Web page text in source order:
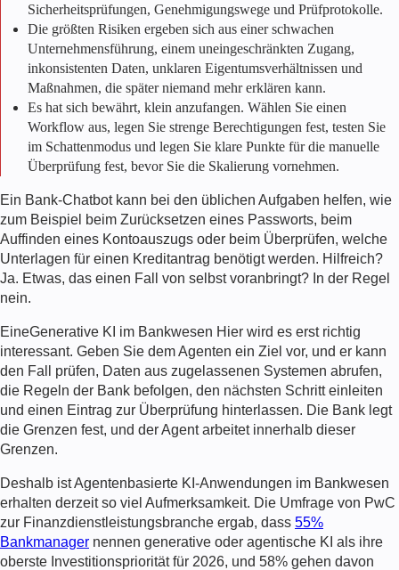
Sicherheitsprüfungen, Genehmigungswege und Prüfprotokolle.
Die größten Risiken ergeben sich aus einer schwachen
Unternehmensführung, einem uneingeschränkten Zugang,
inkonsistenten Daten, unklaren Eigentumsverhältnissen und
Maßnahmen, die später niemand mehr erklären kann.
Es hat sich bewährt, klein anzufangen. Wählen Sie einen
Workflow aus, legen Sie strenge Berechtigungen fest, testen Sie
im Schattenmodus und legen Sie klare Punkte für die manuelle
Überprüfung fest, bevor Sie die Skalierung vornehmen.
Ein Bank-Chatbot kann bei den üblichen Aufgaben helfen, wie
zum Beispiel beim Zurücksetzen eines Passworts, beim
Auffinden eines Kontoauszugs oder beim Überprüfen, welche
Unterlagen für einen Kreditantrag benötigt werden. Hilfreich?
Ja. Etwas, das einen Fall von selbst voranbringt? In der Regel
nein.
EineGenerative KI im Bankwesen Hier wird es erst richtig
interessant. Geben Sie dem Agenten ein Ziel vor, und er kann
den Fall prüfen, Daten aus zugelassenen Systemen abrufen,
die Regeln der Bank befolgen, den nächsten Schritt einleiten
und einen Eintrag zur Überprüfung hinterlassen. Die Bank legt
die Grenzen fest, und der Agent arbeitet innerhalb dieser
Grenzen.
Deshalb istAgentenbasierte KI-Anwendungen im Bankwesen
erhalten derzeit so viel Aufmerksamkeit. Die Umfrage von PwC
zur Finanzdienstleistungsbranche ergab, dass 55%
Bankmanager nennen generative oder agentische KI als ihre
oberste Investitionspriorität für 2026, und 58% gehen davon